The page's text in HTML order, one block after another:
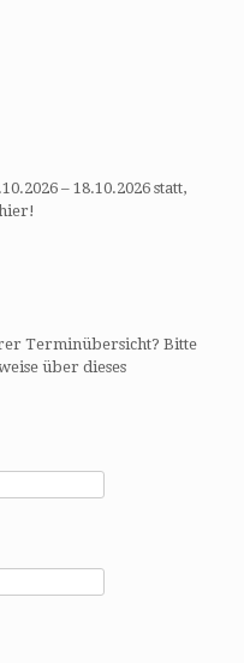
– 18.10.2026 statt,
Terminübersicht? Bitte
über dieses